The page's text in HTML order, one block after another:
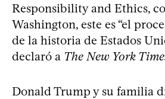
Responsibility and Ethics,
Washington, este es “el
de la historia de Estados
declaró a The New York
Donald Trump y su familia